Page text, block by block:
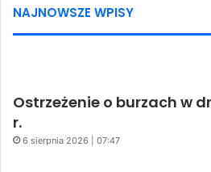
NAJNOWSZE WPISY
Ostrzeżenie o burzach w
r.
6 sierpnia 2026 | 07:47